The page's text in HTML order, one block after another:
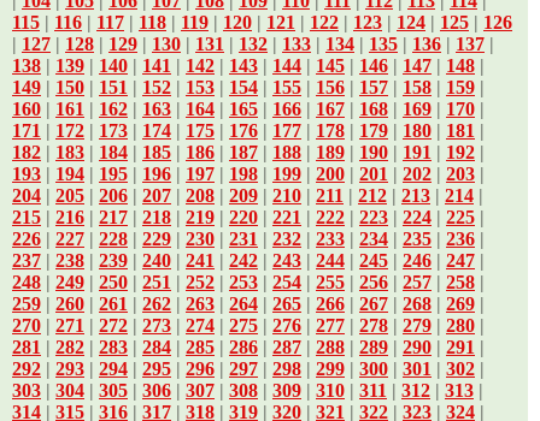
115 | 116 | 117 | 118 | 119 | 120 | 121 | 122 | 123 | 124 | 125 | 126
| 127 | 128 | 129 | 130 | 131 | 132 | 133 | 134 | 135 | 136 | 137 |
138 | 139 | 140 | 141 | 142 | 143 | 144 | 145 | 146 | 147 | 148 |
149 | 150 | 151 | 152 | 153 | 154 | 155 | 156 | 157 | 158 | 159 |
160 | 161 | 162 | 163 | 164 | 165 | 166 | 167 | 168 | 169 | 170 |
171 | 172 | 173 | 174 | 175 | 176 | 177 | 178 | 179 | 180 | 181 |
182 | 183 | 184 | 185 | 186 | 187 | 188 | 189 | 190 | 191 | 192 |
193 | 194 | 195 | 196 | 197 | 198 | 199 | 200 | 201 | 202 | 203 |
204 | 205 | 206 | 207 | 208 | 209 | 210 | 211 | 212 | 213 | 214 |
215 | 216 | 217 | 218 | 219 | 220 | 221 | 222 | 223 | 224 | 225 |
226 | 227 | 228 | 229 | 230 | 231 | 232 | 233 | 234 | 235 | 236 |
237 | 238 | 239 | 240 | 241 | 242 | 243 | 244 | 245 | 246 | 247 |
248 | 249 | 250 | 251 | 252 | 253 | 254 | 255 | 256 | 257 | 258 |
259 | 260 | 261 | 262 | 263 | 264 | 265 | 266 | 267 | 268 | 269 |
270 | 271 | 272 | 273 | 274 | 275 | 276 | 277 | 278 | 279 | 280 |
281 | 282 | 283 | 284 | 285 | 286 | 287 | 288 | 289 | 290 | 291 |
292 | 293 | 294 | 295 | 296 | 297 | 298 | 299 | 300 | 301 | 302 |
303 | 304 | 305 | 306 | 307 | 308 | 309 | 310 | 311 | 312 | 313 |
314 | 315 | 316 | 317 | 318 | 319 | 320 | 321 | 322 | 323 | 324 |